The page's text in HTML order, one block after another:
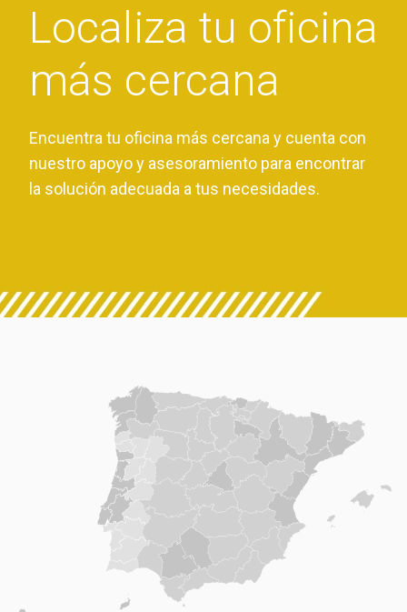
Localiza tu oficina
más cercana
Encuentra tu oficina más cercana y cuenta con
nuestro apoyo y asesoramiento para encontrar
la solución adecuada a tus necesidades.